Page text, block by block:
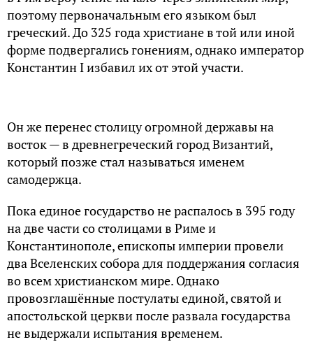
поэтому первоначальным его языком был
греческий. До 325 года христиане в той или иной
форме подвергались гонениям, однако император
Константин I избавил их от этой участи.
Он же перенес столицу огромной державы на
восток — в древнегреческий город Византий,
который позже стал называться именем
самодержца.
Пока единое государство не распалось в 395 году
на две части со столицами в Риме и
Константинополе, епископы империи провели
два Вселенских собора для поддержания согласия
во всем христианском мире. Однако
провозглашённые постулаты единой, святой и
апостольской церкви после развала государства
не выдержали испытания временем.